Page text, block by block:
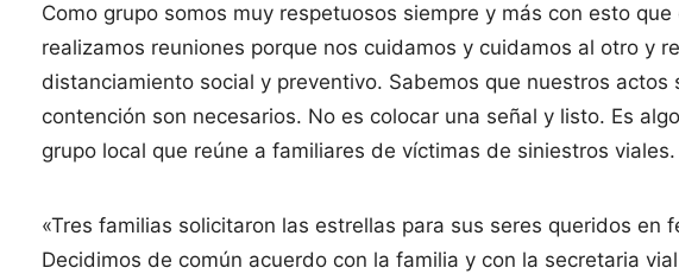
Como grupo somos muy respetuosos siempre y más con esto
realizamos reuniones porque nos cuidamos y cuidamos al otro y
distanciamiento social y preventivo. Sabemos que nuestros
contención son necesarios. No es colocar una señal y listo. Es
grupo local que reúne a familiares de víctimas de siniestros viales.
«Tres familias solicitaron las estrellas para sus seres queridos en
Decidimos de común acuerdo con la familia y con la secretaria